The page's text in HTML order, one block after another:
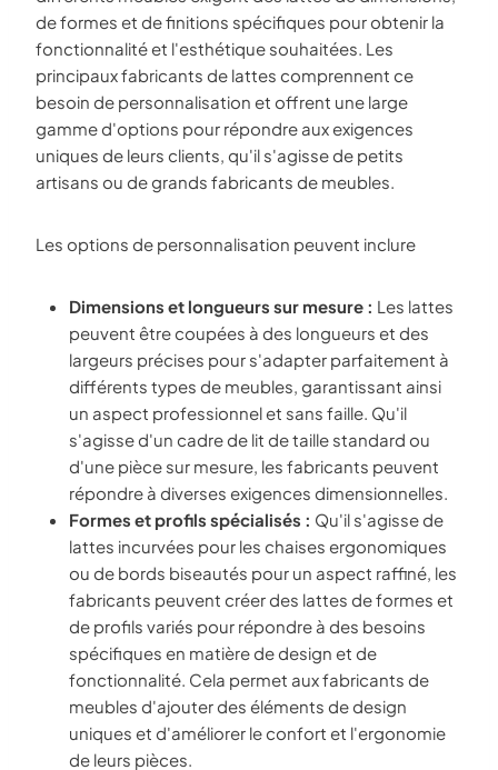
de formes et de finitions spécifiques pour obtenir la
fonctionnalité et l'esthétique souhaitées. Les
principaux fabricants de lattes comprennent ce
besoin de personnalisation et offrent une large
gamme d'options pour répondre aux exigences
uniques de leurs clients, qu'il s'agisse de petits
artisans ou de grands fabricants de meubles.
Les options de personnalisation peuvent inclure
Dimensions et longueurs sur mesure : Les lattes
peuvent être coupées à des longueurs et des
largeurs précises pour s'adapter parfaitement à
différents types de meubles, garantissant ainsi
un aspect professionnel et sans faille. Qu'il
s'agisse d'un cadre de lit de taille standard ou
d'une pièce sur mesure, les fabricants peuvent
répondre à diverses exigences dimensionnelles.
Formes et profils spécialisés : Qu'il s'agisse de
lattes incurvées pour les chaises ergonomiques
ou de bords biseautés pour un aspect raffiné, les
fabricants peuvent créer des lattes de formes et
de profils variés pour répondre à des besoins
spécifiques en matière de design et de
fonctionnalité. Cela permet aux fabricants de
meubles d'ajouter des éléments de design
uniques et d'améliorer le confort et l'ergonomie
de leurs pièces.